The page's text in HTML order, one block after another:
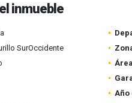
inmueble
SurOccidente
Año